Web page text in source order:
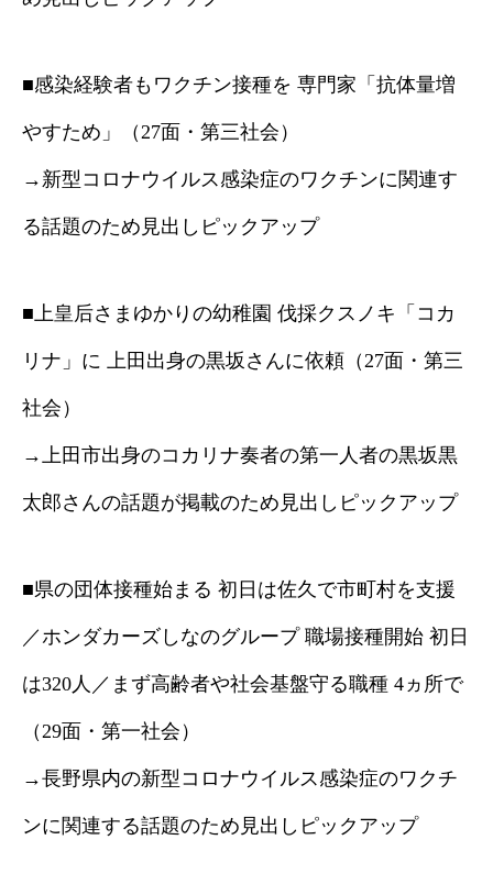
■感染経験者もワクチン接種を 専門家「抗体量増
やすため」（27面・第三社会）
→新型コロナウイルス感染症のワクチンに関連す
る話題のため見出しピックアップ
■上皇后さまゆかりの幼稚園 伐採クスノキ「コカ
リナ」に 上田出身の黒坂さんに依頼（27面・第三
社会）
→上田市出身のコカリナ奏者の第一人者の黒坂黒
太郎さんの話題が掲載のため見出しピックアップ
■県の団体接種始まる 初日は佐久で市町村を支援
／ホンダカーズしなのグループ 職場接種開始 初日
は320人／まず高齢者や社会基盤守る職種 4ヵ所で
（29面・第一社会）
→長野県内の新型コロナウイルス感染症のワクチ
ンに関連する話題のため見出しピックアップ